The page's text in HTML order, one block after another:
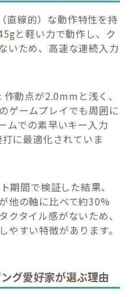
直線的）な動作特性を持
と軽い力で動作し、ク
いため、高速な連続入力
: 作動点が2.0mmと浅く、
ゲームプレイでも周囲に
ムでの素早いキー入力
に最適化されていま
期間で検証した結果、
他の軸に比べて約30%
タイル感がないため、
すい特徴があります。
グ愛好家が選ぶ理由